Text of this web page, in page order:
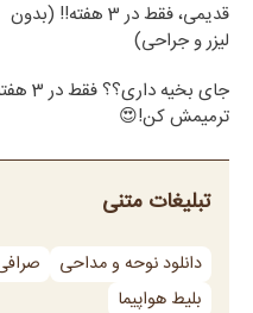
قدیمی، فقط در 3 هفته!! (بدون
لیزر و جراحی)
جای بخیه داری؟؟
ترمیمش کن!😍
تبلیغات متنی
دانلود نوحه و مداحی
بلیط هواپیما